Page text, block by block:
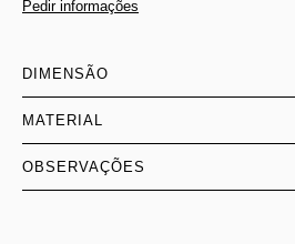
Pedir informações
DIMENSÃO
MATERIAL
OBSERVAÇÕES